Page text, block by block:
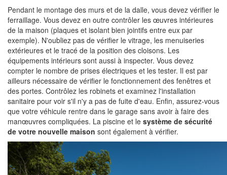
Pendant le montage des murs et de la dalle, vous devez vérifier le
ferraillage. Vous devez en outre contrôler les œuvres intérieures
de la maison (plaques et isolant bien jointifs entre eux par
exemple). N'oubliez pas de vérifier le vitrage, les menuiseries
extérieures et le tracé de la position des cloisons. Les
équipements intérieurs sont aussi à inspecter. Vous devez
compter le nombre de prises électriques et les tester. Il est par
ailleurs nécessaire de vérifier le fonctionnement des fenêtres et
des portes. Contrôlez les robinets et examinez l'installation
sanitaire pour voir s'il n'y a pas de fuite d'eau. Enfin, assurez-vous
que votre véhicule rentre dans le garage sans avoir à faire des
manœuvres compliquées. La piscine et le système de sécurité
de votre nouvelle maison sont également à vérifier.